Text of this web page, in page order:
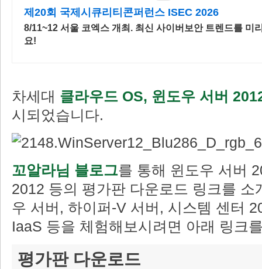
제20회 국제시큐리티콘퍼런스 ISEC 2026
8/11~12 서울 코엑스 개최. 최신 사이버보안 트렌드를 미
요!
차세대 클라우드 OS, 윈도우 서버
시되었습니다.
꼬알라님 블로그를 통해 윈도우 서버
2012 등의 평가판 다운로드 링크를 소
우 서버, 하이퍼-V 서버, 시스템 센터
IaaS 등을 체험해보시려면 아래 링크
평가판 다운로드